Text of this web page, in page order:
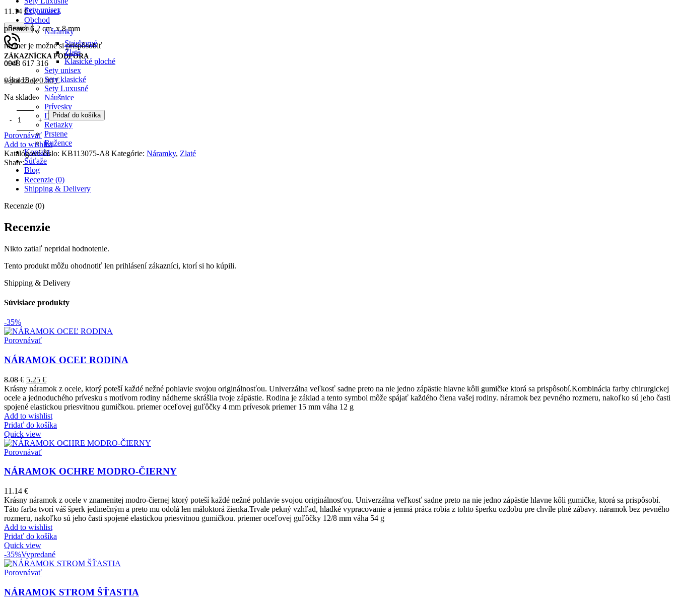
Sety unisex
Search
ZÁKAZNÍCKA PODPORA
0948 617 316
0položiek 0.00€
Cryptoveci
Obchod
Náramky
Strieborné
Zlaté
Klasické ploché
Sety unisex
Sety klasické
Sety Luxusné
Náušnice
Prívesky
Dámska Sada
Retiazky
Prstene
Ružence
Kontakt
Súťaže
Blog
Prihlásenie / Registrácia
0 Porovnávať
11.14 €
priemer 6,2 cm x 8 mm
rozmer je možné si prispôsobiť
oceľ
váha 13 g
Na sklade
Pridať do košíka
Porovnávať
Add to wishlist
Katalógové číslo: KB113075-A8 Kategórie: Náramky, Zlaté
Share:
Recenzie (0)
Shipping & Delivery
Recenzie (0)
Recenzie
Nikto zatiaľ nepridal hodnotenie.
Tento produkt môžu ohodnotiť len prihlásení zákazníci, ktorí si ho kúpili.
Shipping & Delivery
Súvisiace produkty
-35%
Porovnávať
NÁRAMOK OCEĽ RODINA
8.08€ 5.25 €
Krásny náramok z ocele, ktorý poteší každé nežné pohlavie svojou originálnosťou. Univerzálna veľkosť sadne preto na nie jedno zápästie hlavne kôli gumičke ktorá sa prispôsobí.Kombinácia farby chirurgickej
ocele a jednoduchého prívesku s motívom rodiny nádherne skrášlia tvoje zápästie. Rodina je základ a tento symbol môže spájať každého člena vašej rodiny. náramok bez pevného rozmeru, nakoľko sú jeho časti
spojené elastickou priesvitnou gumičkou. priemer oceľovej guľôčky 4 mm prívesok priemer 15 mm váha 12 g
Add to wishlist
Pridať do košíka
Quick view
Porovnávať
NÁRAMOK OCHRE MODRO-ČIERNY
11.14 €
Krásny náramok z ocele v znamenitej modro-čiernej ktorý poteší každé nežné pohlavie svojou originálnosťou. Univerzálna veľkosť sadne preto na nie jedno zápästie hlavne kôli gumičke, ktorá sa prispôsobí.
Táto farba tvorí váš šperk jedinečným a preto mu odolá len máloktorá žienka.Trvale pekný vzhľad, hladké vypracovanie a jemná práca robia z tohto šperku ozdobu pre chvíle plné zábavy. náramok bez pevného
rozmeru, nakoľko sú jeho časti spojené elastickou priesvitnou gumičkou. priemer oceľovej guľôčky 12/8 mm váha 54 g
Add to wishlist
Pridať do košíka
Quick view
-35%Vypredané
Porovnávať
NÁRAMOK STROM ŠŤASTIA